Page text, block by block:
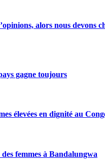
alors nous
gagne toujours
élevées en dignité au
femmes à Bandalungwa